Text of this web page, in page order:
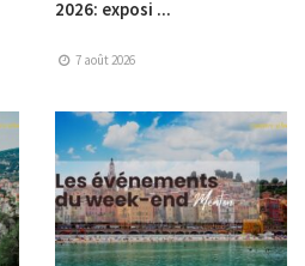
2026: exposi ...
7 août 2026